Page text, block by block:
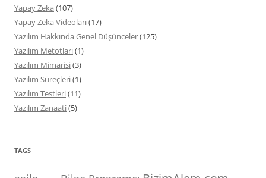
Yapay Zeka (107)
Yapay Zeka Videoları(17)
Yazılım Hakkında Genel Düşünceler(125)
Yazılım Metotları(1)
Yazılım Mimarisi(3)
Yazılım Süreçleri(1)
Yazılım Testleri(11)
Yazılım Zanaati(5)
TAGS